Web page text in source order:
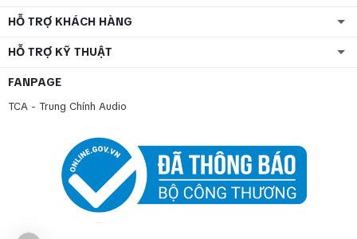
HỖ TRỢ KHÁCH HÀNG
HỖ TRỢ KỸ THUẬT
FANPAGE
TCA - Trung Chính Audio